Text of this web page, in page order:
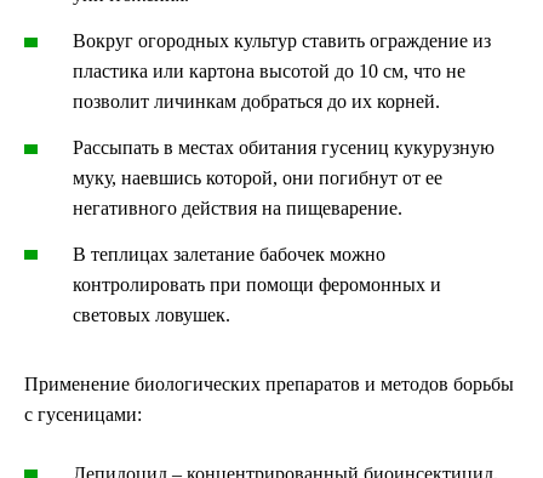
Вокруг огородных культур ставить ограждение из
пластика или картона высотой до 10 см, что не
позволит личинкам добраться до их корней.
Рассыпать в местах обитания гусениц кукурузную
муку, наевшись которой, они погибнут от ее
негативного действия на пищеварение.
В теплицах залетание бабочек можно
контролировать при помощи феромонных и
световых ловушек.
Применение биологических препаратов и методов борьбы
с гусеницами:
Лепидоцид – концентрированный биоинсектицид,